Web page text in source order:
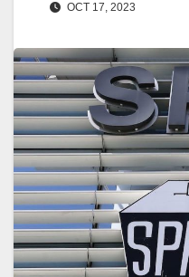
OCT 17, 2023